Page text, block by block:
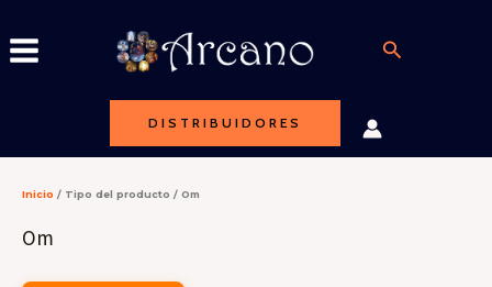
al
Buscar
DISTRIBUIDORES
Inicio / Tipo del producto / Om
Om